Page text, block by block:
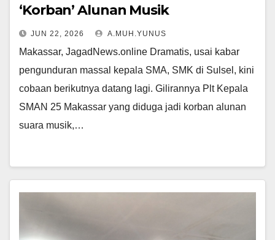
‘Korban’ Alunan Musik
JUN 22, 2026 A.MUH.YUNUS
Makassar, JagadNews.online Dramatis, usai kabar
pengunduran massal kepala SMA, SMK di Sulsel, kini
cobaan berikutnya datang lagi. Gilirannya Plt Kepala
SMAN 25 Makassar yang diduga jadi korban alunan
suara musik,…